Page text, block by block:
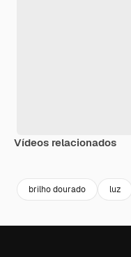
Vídeos relacionados
brilho dourado luz